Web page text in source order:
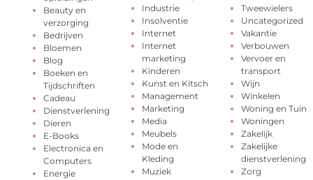
Beauty en
verzorging
Bedrijven
Bloemen
Blog
Boeken en
Tijdschriften
Cadeau
Dienstverlening
Dieren
E-Books
Electronica en
Computers
Energie
Industrie
Insolventie
Internet
Internet
marketing
Kinderen
Kunst en Kitsch
Management
Marketing
Media
Meubels
Mode en
Kleding
Muziek
Tweewielers
Uncategorized
Vakantie
Verbouwen
Vervoer en
transport
Wijn
Winkelen
Woning en Tuin
Woningen
Zakelijk
Zakelijke
dienstverlening
Zorg